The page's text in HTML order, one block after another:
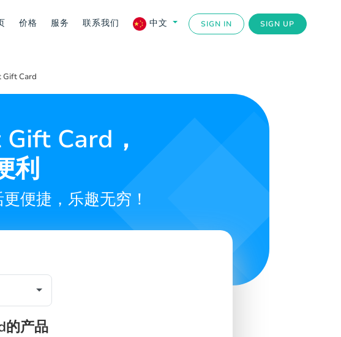
价格 服务 联系我们 中文 SIGN IN SIGN UP
Gift Card
Card，
利
便捷，乐趣无穷！
产品